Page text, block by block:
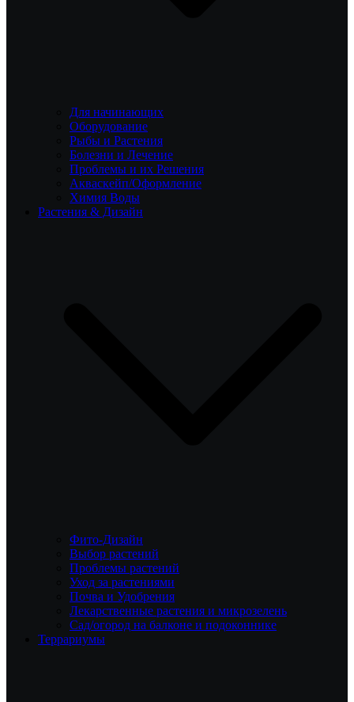
Для начинающих
Оборудование
Рыбы и Растения
Болезни и Лечение
Проблемы и их Решения
Акваскейп/Оформление
Химия Воды
Растения & Дизайн
Фито-Дизайн
Выбор растений
Проблемы растений
Уход за растениями
Почва и Удобрения
Лекарственные растения и микрозелень
Сад/огород на балконе и подоконнике
Террариумы